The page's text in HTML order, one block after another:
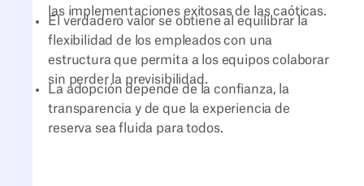
las implementaciones exitosas de las caóticas.
El verdadero valor se obtiene al equilibrar la
flexibilidad de los empleados con una
estructura que permita a los equipos colaborar
sin perder la previsibilidad.
La adopción depende de la confianza, la
transparencia y de que la experiencia de
reserva sea fluida para todos.